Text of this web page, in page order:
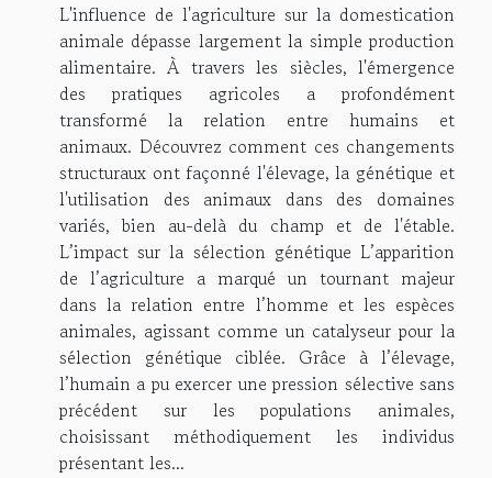
L'influence de l'agriculture sur la domestication
animale dépasse largement la simple production
alimentaire. À travers les siècles, l'émergence
des pratiques agricoles a profondément
transformé la relation entre humains et
animaux. Découvrez comment ces changements
structuraux ont façonné l'élevage, la génétique et
l'utilisation des animaux dans des domaines
variés, bien au-delà du champ et de l'étable.
L’impact sur la sélection génétique L’apparition
de l’agriculture a marqué un tournant majeur
dans la relation entre l’homme et les espèces
animales, agissant comme un catalyseur pour la
sélection génétique ciblée. Grâce à l’élevage,
l’humain a pu exercer une pression sélective sans
précédent sur les populations animales,
choisissant méthodiquement les individus
présentant les...